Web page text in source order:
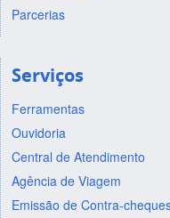
Parcerias
Serviços
Ferramentas
Ouvidoria
Central de Atendimento
Agência de Viagem
Emissão de Contra-